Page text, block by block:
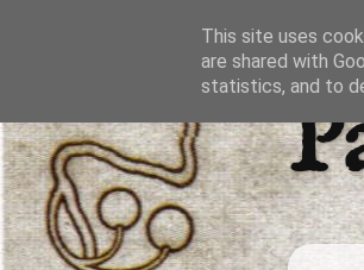
This site uses
are shared with
statistics, and to